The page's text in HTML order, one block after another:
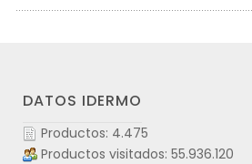
DATOS IDERMO
Productos: 4.475
Productos visitados: 55.936.120